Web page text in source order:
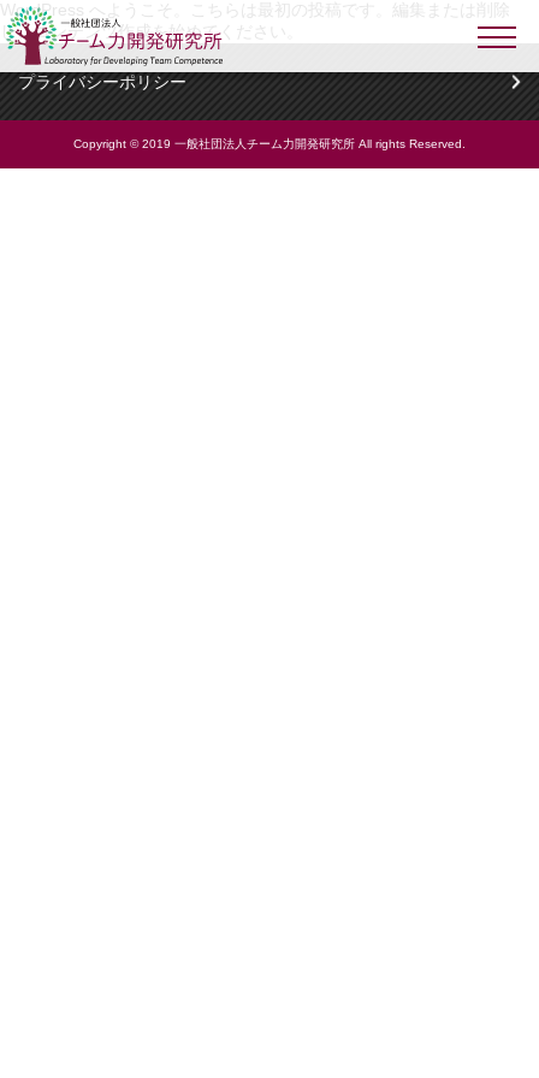
WordPress へようこそ。こちらは最初の投稿です。編集または削除
し、コンテンツ作成を始めてください。
プライバシーポリシー
Copyright © 2019 一般社団法人チーム力開発研究所 All rights Reserved.